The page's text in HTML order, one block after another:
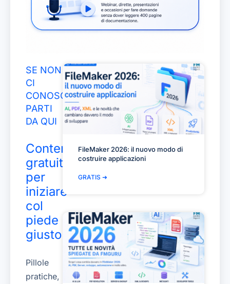
SE NON
CI
CONOSCI,
PARTI
DA QUI
Contenuti
gratuiti
per
iniziare
col
piede
giusto
Pillole
pratiche,
FileMaker 2026: il nuovo modo di
costruire applicazioni
GRATIS ➜